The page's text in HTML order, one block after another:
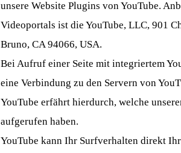
unsere Website Plugins von YouTube.
Videoportals ist die YouTube, LLC, 901
Bruno, CA 94066, USA.
Bei Aufruf einer Seite mit integriertem
eine Verbindung zu den Servern von
YouTube erfährt hierdurch, welche
aufgerufen haben.
YouTube kann Ihr Surfverhalten direkt